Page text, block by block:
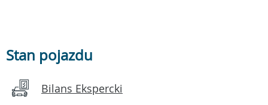
Stan pojazdu
Bilans Ekspercki